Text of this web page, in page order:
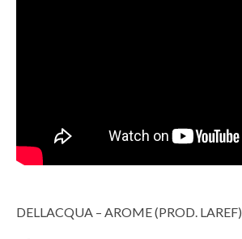
DELLACQUA – AROME (PROD. LAREF)